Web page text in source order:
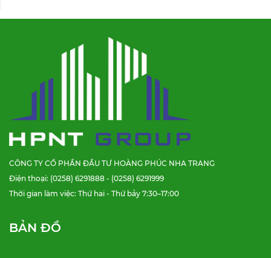
CÔNG TY CỔ PHẦN ĐẦU TƯ HOÀNG PHÚC NHA TRANG
Điện thoại: (0258) 6291888 - (0258) 6291999
Thời gian làm việc: Thứ hai - Thứ bảy 7:30–17:00
BẢN ĐỒ